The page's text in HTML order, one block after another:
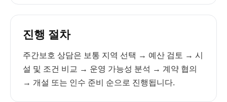
진행 절차
주간보호 상담은 보통 지역 선택 → 예산 검토 → 시
설 및 조건 비교 → 운영 가능성 분석 → 계약 협의
→ 개설 또는 인수 준비 순으로 진행됩니다.